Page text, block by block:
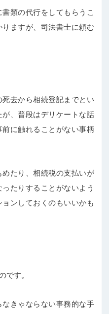
類の代行をしてもらうこ
ますが、司法書士に頼む
去から相続登記までとい
、普段はデリケートな話
に触れることがない事柄
たり、相続税の支払いが
たりすることがないよう
ンしておくのもいいかも
です。
きゃならない事務的な手